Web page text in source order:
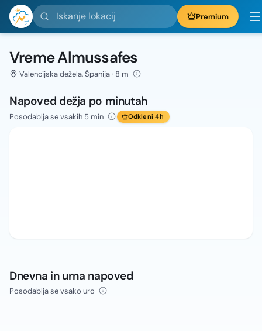
Iskanje lokacij Premium
Vreme Almussafes
Valencijska dežela, Španija · 8 m
Napoved dežja po minutah
Posodablja se vsakih 5 min Odkleni 4h
Dnevna in urna napoved
Posodablja se vsako uro